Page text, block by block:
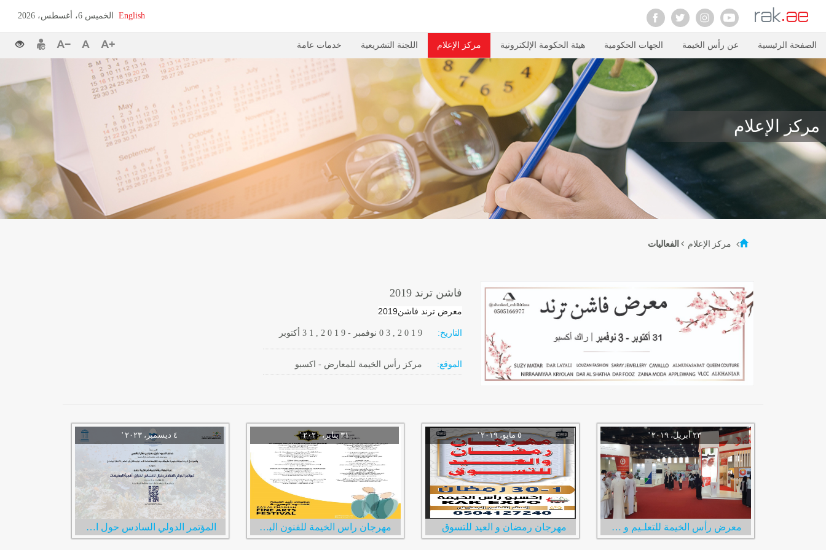
English الخميس 6، أغسطس، 2026
الصفحة الرئيسية عن رأس الخيمة الجهات الحكومية هيئة الحكومة الإلكترونية مركز الإعلام اللجنة التشريعية خدمات عامة
مركز الإعلام
مركز الإعلام الفعاليات
فاشن ترند 2019
معرض ترند فاشن2019
التاريخ: أكتوبر3 1 , 2 0 1 9 - نوفمبر 0 3 , 2 0 1 9
الموقع: مركز رأس الخيمة للمعارض - اكسبو
المؤتمر الدولي السادس حول الاحتباس الحراري: أهمية المحيطات
‏٣١ يناير، ٢٠٢٠‏ ‏'‏
مهرجان راس الخيمة للفنون البصرية السنوي الثامن
‏٥ مايو، ٢٠١٩‏ ‏'‏
مهرجان رمضان و العيد للتسوق
‏٢٣ أبريل، ٢٠١٩‏ ‏'‏
معرض رأس الخيمة للتعلـيم و التدريب و التوظيف